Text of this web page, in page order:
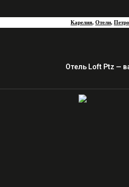
Карелия,Отели,
Отель Loft Ptz —